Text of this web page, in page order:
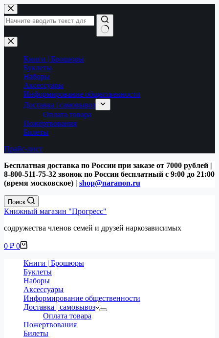
Перейти
к
сути
Ничего
не
найденоКниги | Брошюры
Буклеты
Наборы
Аксессуары
Информирование общественности
Доставка | самовывоз
Оплата товара
Пожертвования
Билеты
Прайс-лист
Бесплатная доставка по России при заказе от 7000 рублей |
8-800-511-75-32 звонок по России бесплатный с 9:00 до 21:00
(время московское) | shop@naranon.ru
Поиск
Книжный магазин "Прогресс"
содружества членов семей и друзей наркозависимых
Корзина
0 ₽ 0
Книги | Брошюры
Буклеты
Наборы
Аксессуары
Информирование общественности
Доставка | самовывоз
Оплата товара
Пожертвования
Билеты